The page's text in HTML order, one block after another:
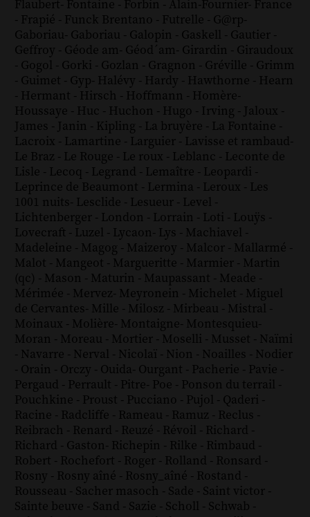
Flaubert- Fontaine - Forbin - Alain-Fournier- France
- Frapié - Funck Brentano - Futrelle - G@rp-
Gaboriau- Gaboriau - Galopin - Gaskell - Gautier -
Geffroy - Géode am- Géod´am- Girardin - Giraudoux
- Gogol - Gorki - Gozlan - Gragnon - Gréville - Grimm
- Guimet - Gyp- Halévy - Hardy - Hawthorne - Hearn
- Hermant - Hirsch - Hoffmann - Homère-
Houssaye - Huc - Huchon - Hugo - Irving - Jaloux -
James - Janin - Kipling - La bruyère - La Fontaine -
Lacroix - Lamartine - Larguier - Lavisse et rambaud-
Le Braz - Le Rouge - Le roux - Leblanc - Leconte de
Lisle - Lecoq - Legrand - Lemaître - Leopardi -
Leprince de Beaumont - Lermina - Leroux - Les
1001 nuits- Lesclide - Lesueur - Level -
Lichtenberger - London - Lorrain - Loti - Louÿs -
Lovecraft - Luzel - Lycaon- Lys - Machiavel -
Madeleine - Magog - Maizeroy - Malcor - Mallarmé -
Malot - Mangeot - Margueritte - Marmier - Martin
(qc) - Mason - Maturin - Maupassant - Meade -
Mérimée - Mervez- Meyronein - Michelet - Miguel
de Cervantes- Mille - Milosz - Mirbeau - Mistral -
Moinaux - Molière- Montaigne- Montesquieu-
Moran - Moreau - Mortier - Moselli - Musset - Naïmi
- Navarre - Nerval - Nicolaï - Nion - Noailles - Nodier
- Orain - Orczy - Ouida- Ourgant - Pacherie - Pavie -
Pergaud - Perrault - Pitre- Poe - Ponson du terrail -
Pouchkine - Proust - Pucciano - Pujol - Qaderi -
Racine - Radcliffe - Rameau - Ramuz - Reclus -
Reibrach - Renard - Reuzé - Révoil - Richard -
Richard - Gaston- Richepin - Rilke - Rimbaud -
Robert - Rochefort - Roger - Rolland - Ronsard -
Rosny - Rosny aîné - Rosny_aîné - Rostand -
Rousseau - Sacher masoch - Sade - Saint victor -
Sainte beuve - Sand - Sazie - Scholl - Schwab -